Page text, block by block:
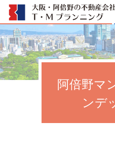
阿倍野マ
ンデ